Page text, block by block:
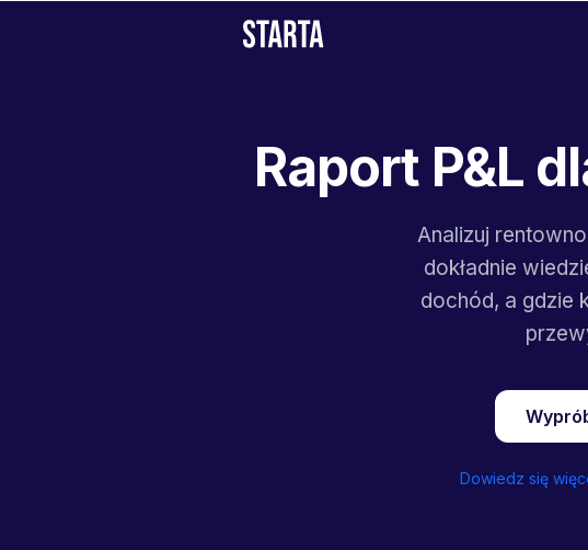
Raport P&L
Analizuj
dokładnie
dochód, a gdzie
Dowiedz się